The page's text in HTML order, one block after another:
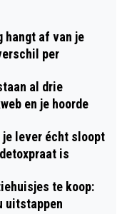
hangt af van je
per
al drie
en je hoorde
lever écht sloopt
is
te koop:
uitstappen